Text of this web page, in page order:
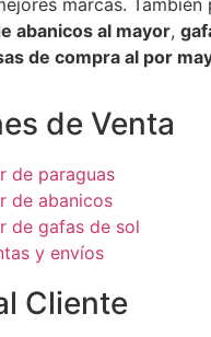
marcas. También
abanicos al mayor,
de compra al por
de Venta
de paraguas
de abanicos
de gafas de sol
y envíos
Cliente